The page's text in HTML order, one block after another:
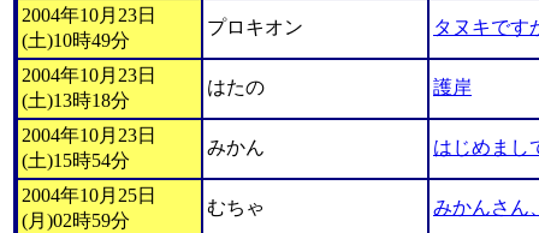
2004年10月23日
(土)10時49分
プロキオン タヌキです
2004年10月23日
(土)13時18分
はたの 護岸
2004年10月23日
(土)15時54分
みかん はじめまし
2004年10月25日
(月)02時59分
むちゃ みかんさん